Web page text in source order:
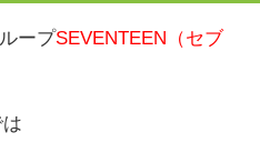
ープSEVENTEEN（セブ